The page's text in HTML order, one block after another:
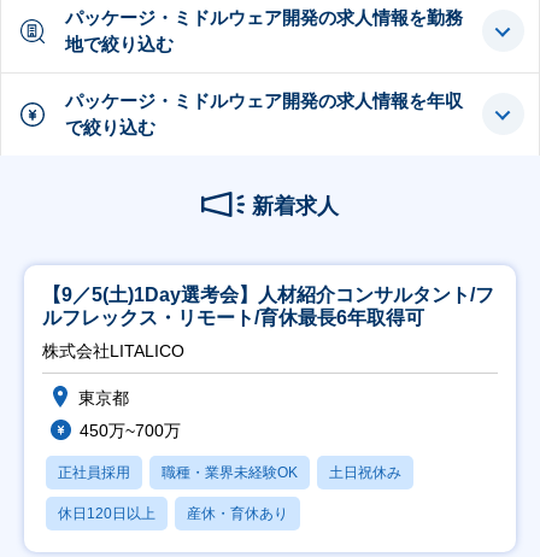
パッケージ・ミドルウェア開発の求人情報を勤務
地で絞り込む
パッケージ・ミドルウェア開発の求人情報を年収
で絞り込む
新着求人
【9／5(土)1Day選考会】人材紹介コンサルタント/フ
ルフレックス・リモート/育休最長6年取得可
株式会社LITALICO
東京都
450万~700万
正社員採用 職種・業界未経験OK 土日祝休み
休日120日以上 産休・育休あり